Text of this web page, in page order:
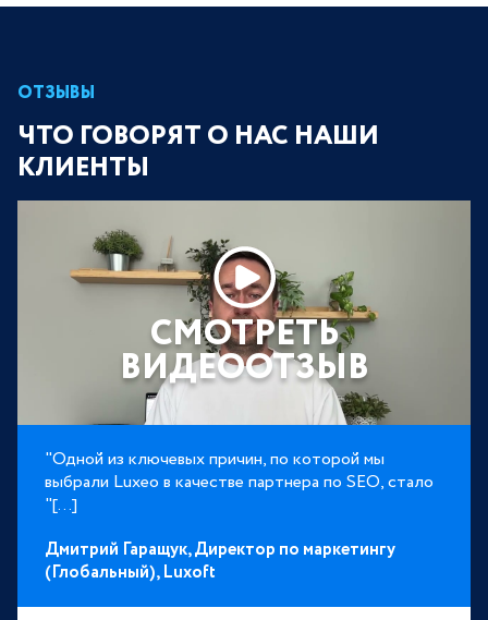
ОТЗЫВЫ
ЧТО ГОВОРЯТ О НАС НАШИ
КЛИЕНТЫ
СМОТРЕТЬ
ВИДЕООТЗЫВ
"Одной из ключевых причин, по которой мы
выбрали Luxeo в качестве партнера по SEO, стало
"[...]
Дмитрий Гаращук,Директор по маркетингу
(Глобальный), Luxoft